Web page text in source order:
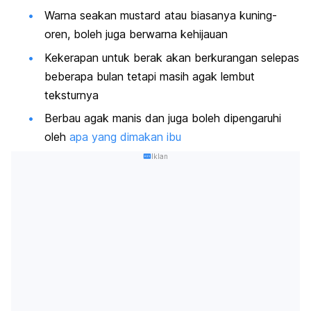
Warna seakan mustard atau biasanya kuning-
oren, boleh juga berwarna kehijauan
Kekerapan untuk berak akan berkurangan selepas
beberapa bulan tetapi masih agak lembut
teksturnya
Berbau agak manis dan juga boleh dipengaruhi
oleh apa yang dimakan ibu
Iklan